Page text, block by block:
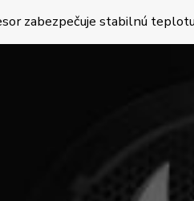
zabezpečuje stabilnú